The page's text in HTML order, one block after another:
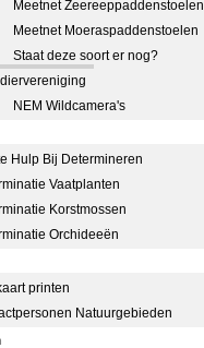
Meetnet Zeereeppaddenstoelen
Meetnet Moeraspaddenstoelen
Staat deze soort er nog?
NEM Wildcamera's
Hulp Bij Determineren
Vaatplanten
Korstmossen
Orchideeën
printen
Natuurgebieden